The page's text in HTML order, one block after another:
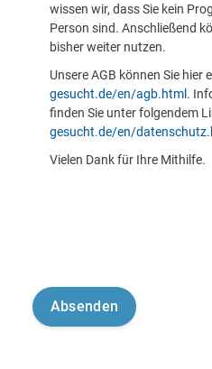
wissen wir, dass Sie kein
Person sind. Anschließend
bisher weiter nutzen.
Unsere AGB können Sie hier
gesucht.de/en/agb.html .
finden Sie unter folgendem
gesucht.de/en/
Vielen Dank für Ihre Mithilfe.